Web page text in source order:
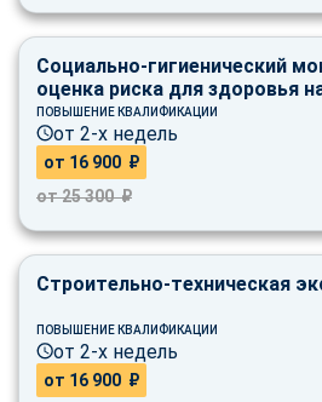
Социально-гигиенический
оценка риска для здоровья
ПОВЫШЕНИЕ КВАЛИФИКАЦИИ
от 2-х недель
от 16 900 ₽
от 25 300 ₽
Строительно-техническая
ПОВЫШЕНИЕ КВАЛИФИКАЦИИ
от 2-х недель
от 16 900 ₽
Свяжитесь с нами через любой
Telegram
Vkontakte
Max